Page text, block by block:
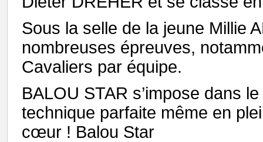
Sous la selle de la jeune Millie
nombreuses épreuves,
Cavaliers par équipe.
BALOU STAR s’impose dans
technique parfaite même en
cœur ! Balou Star